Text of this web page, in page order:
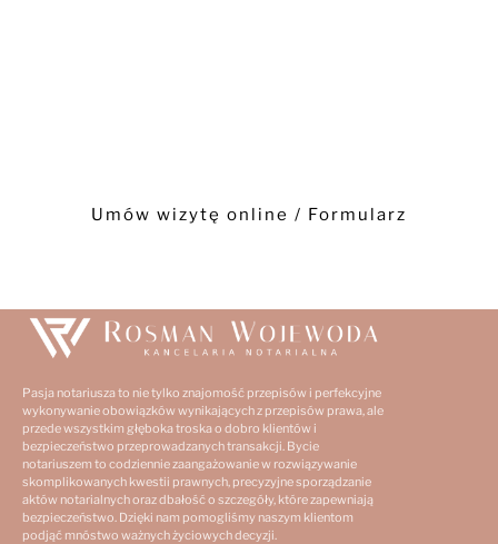
Umów wizytę online / Formularz
Pasja notariusza to nie tylko znajomość przepisów i perfekcyjne
wykonywanie obowiązków wynikających z przepisów prawa, ale
przede wszystkim głęboka troska o dobro klientów i
bezpieczeństwo przeprowadzanych transakcji. Bycie
notariuszem to codziennie zaangażowanie w rozwiązywanie
skomplikowanych kwestii prawnych, precyzyjne sporządzanie
aktów notarialnych oraz dbałość o szczegóły, które zapewniają
bezpieczeństwo. Dzięki nam pomogliśmy naszym klientom
podjąć mnóstwo ważnych życiowych decyzji.